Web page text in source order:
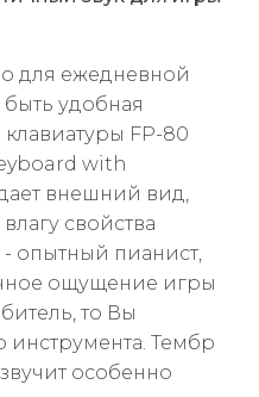
для ежедневной
удобная
клавиатуры FP-80
with
внешний вид,
свойства
опытный пианист,
ощущение игры
то Вы
инструмента. Тембр
особенно